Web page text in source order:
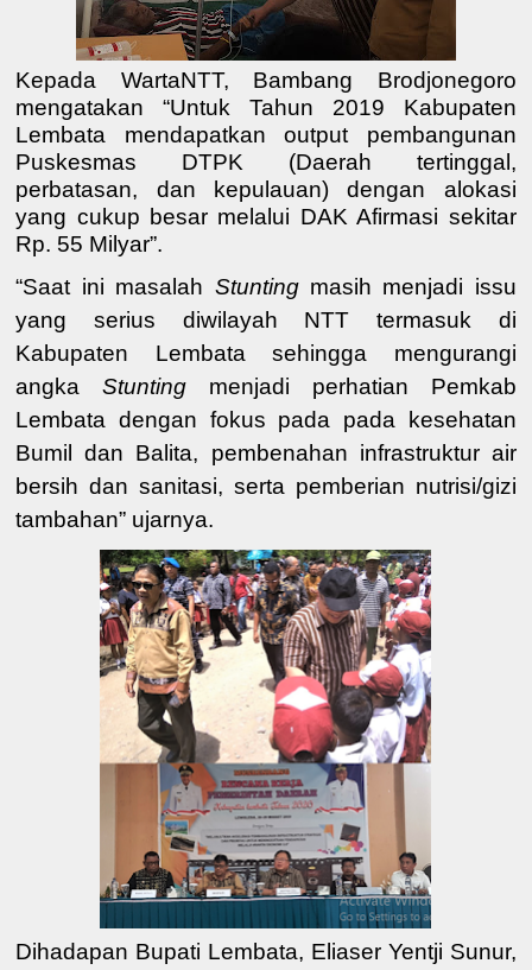
Kepada WartaNTT, Bambang Brodjonegoro
mengatakan “Untuk Tahun 2019 Kabupaten
Lembata mendapatkan output pembangunan
Puskesmas DTPK (Daerah tertinggal,
perbatasan, dan kepulauan) dengan alokasi
yang cukup besar melalui DAK Afirmasi sekitar
Rp. 55 Milyar”.
“Saat ini masalah Stunting masih menjadi issu
yang serius diwilayah NTT termasuk di
Kabupaten Lembata sehingga mengurangi
angkaStunting menjadi perhatian Pemkab
Lembata dengan fokus pada pada kesehatan
Bumil dan Balita, pembenahan infrastruktur air
bersih dan sanitasi, serta pemberian nutrisi/gizi
tambahan” ujarnya.
Dihadapan Bupati Lembata, Eliaser Yentji Sunur,